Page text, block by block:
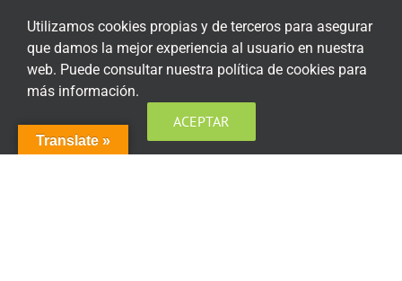
Aviso Legal
Política de privacidad
Política de privacidad Redes Sociales
Política de cookies
Translate »
Utilizamos cookies propias y de terceros para asegurar
que damos la mejor experiencia al usuario en nuestra
web. Puede consultar nuestra política de cookies para
más información.
ACEPTAR